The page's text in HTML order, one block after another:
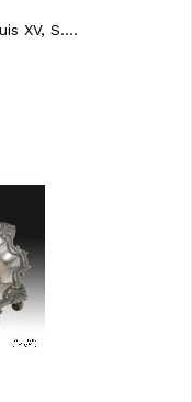
Juego de café y té, estilo Luis XV, S. XX.